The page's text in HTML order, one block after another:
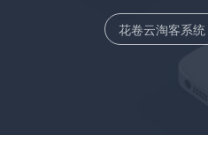
花卷云淘客系统